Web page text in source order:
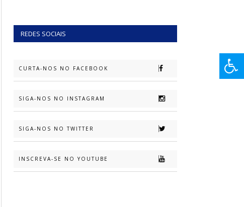
REDES SOCIAIS
CURTA-NOS NO FACEBOOK
SIGA-NOS NO INSTAGRAM
SIGA-NOS NO TWITTER
INSCREVA-SE NO YOUTUBE